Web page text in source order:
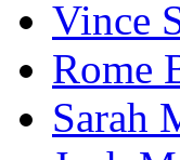
Vince
Rome
Sarah